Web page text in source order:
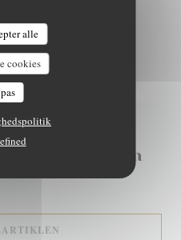
alle
cookies
de mer passion